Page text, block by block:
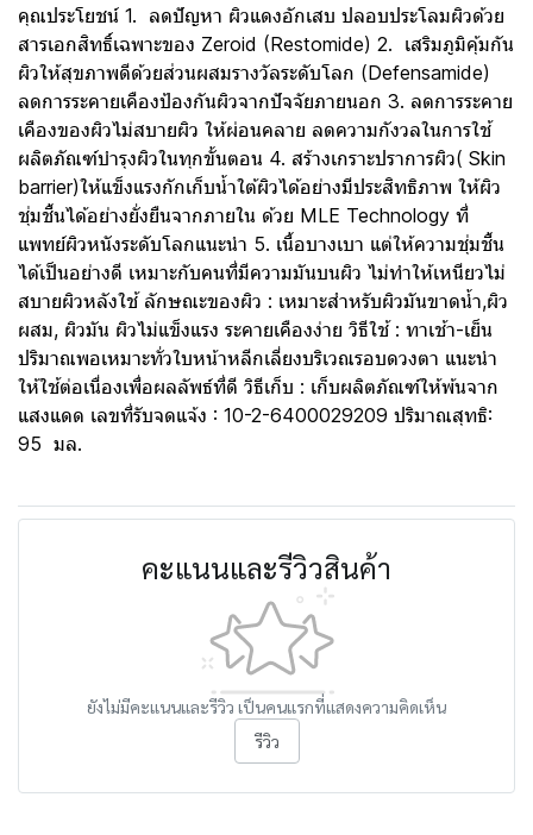
คุณประโยชน์ 1. ลดปัญหา ผิวแดงอักเสบ ปลอบประโลมผิวด้วย
สารเอกสิทธิ์เฉพาะของ Zeroid (Restomide) 2. เสริมภูมิคุ้มกัน
ผิวให้สุขภาพดีด้วยส่วนผสมรางวัลระดับโลก (Defensamide)
ลดการระคายเคืองป้องกันผิวจากปัจจัยภายนอก 3. ลดการระคาย
เคืองของผิวไม่สบายผิว ให้ผ่อนคลาย ลดความกังวลในการใช้
ผลิตภัณฑ์บำรุงผิวในทุกขั้นตอน 4. สร้างเกราะปราการผิว( Skin
barrier)ให้แข็งแรงกักเก็บน้ำใต้ผิวได้อย่างมีประสิทธิภาพ ให้ผิว
ชุ่มชื้นได้อย่างยั่งยืนจากภายใน ด้วย MLE Technology ที่
แพทย์ผิวหนังระดับโลกแนะนำ 5. เนื้อบางเบา แต่ให้ความชุ่มชื้น
ได้เป็นอย่างดี เหมาะกับคนที่มีความมันบนผิว ไม่ทำให้เหนียวไม่
สบายผิวหลังใช้ ลักษณะของผิว : เหมาะสำหรับผิวมันขาดน้ำ,ผิว
ผสม, ผิวมัน ผิวไม่แข็งแรง ระคายเคืองง่าย วิธีใช้ : ทาเช้า-เย็น
ปริมาณพอเหมาะทั่วใบหน้าหลีกเลี่ยงบริเวณรอบดวงตา แนะนำ
ให้ใช้ต่อเนื่องเพื่อผลลัพธ์ที่ดี วิธีเก็บ : เก็บผลิตภัณฑ์ให้พ้นจาก
แสงแดด เลขที่รับจดแจ้ง : 10-2-6400029209 ปริมาณสุทธิ:
95 มล.
คะแนนและรีวิวสินค้า
ยังไม่มีคะแนนและรีวิว เป็นคนแรกที่แสดงความคิดเห็น
รีวิว